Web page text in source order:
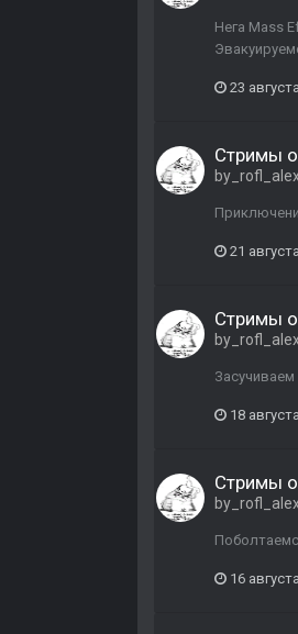
Нега Mass
23
Стримы
21
Стримы
18
Стримы
16